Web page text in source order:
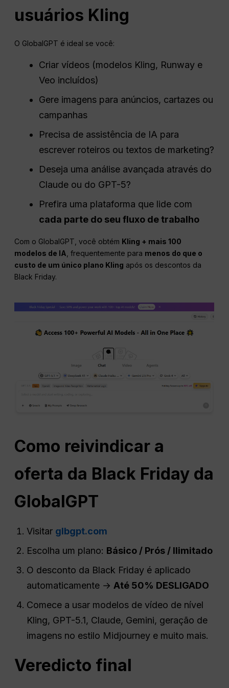
usuários Kling
O GlobalGPT é ideal se você:
Criar vídeos (modelos Kling, Runway e
Veo incluídos)
Gere imagens para anúncios, cartazes ou
campanhas
Precisa de assistência de IA para
escrever roteiros ou textos de marketing?
Deseja uma análise avançada através do
Claude ou do GPT-5?
Prefira uma plataforma que lide com
cada parte do seufluxo de trabalho
Com o GlobalGPT, você obtém Kling + mais 100
modelos de IA , frequentemente para menos do que o
custo de um único plano Kling após os descontos da
Black Friday.
Como reivindicar a
oferta da Black Friday da
GlobalGPT
Visitar glbgpt.com
Escolha um plano: Básico / Prós / Ilimitado
O desconto da Black Friday é aplicado
automaticamente →Até 50% DESLIGADO
Comece a usar modelos de vídeo de nível
Kling, GPT-5.1, Claude, Gemini, geração de
imagens no estilo Midjourney e muito mais.
Veredicto final